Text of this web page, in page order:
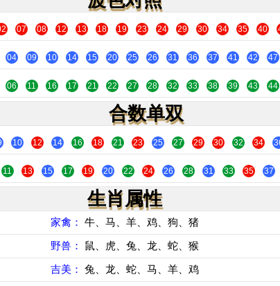
07 08 12 13 18 19 23 24 29 30 34 35 40
04 09 10 14 15 20 25 26 31 36 37 41 42 47
06 11 16 17 21 22 27 28 32 33 38 39 43 44
合数单双
10 12 14 16 18 21 23 25 27 29 30 32 34
11 13 15 17 19 20 22 24 26 28 31 33 35 37
生肖属性
家禽： 牛、马、羊、鸡、狗、猪
野兽： 鼠、虎、兔、龙、蛇、猴
吉美： 兔、龙、蛇、马、羊、鸡